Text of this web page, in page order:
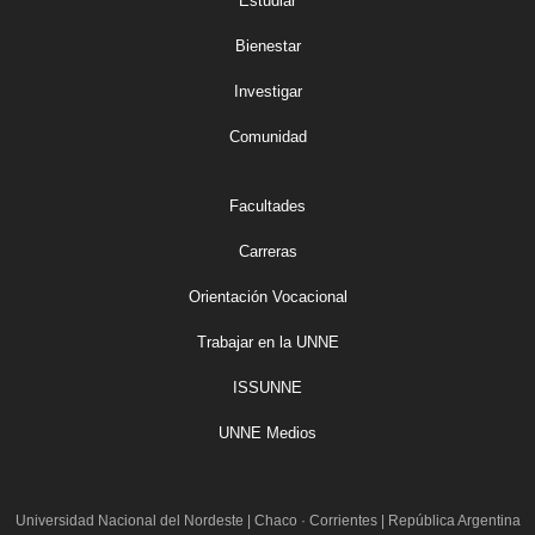
Bienestar
Investigar
Comunidad
Facultades
Carreras
Orientación Vocacional
Trabajar en la UNNE
ISSUNNE
UNNE Medios
Universidad Nacional del Nordeste Chaco · Corrientes | República Argentina